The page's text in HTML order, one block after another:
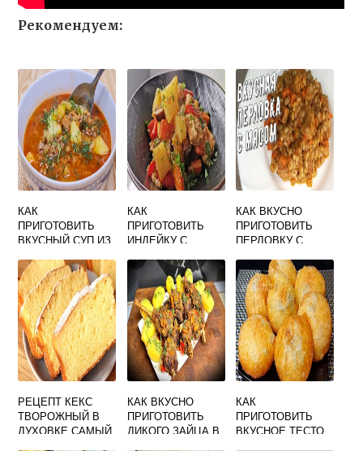
Рекомендуем:
КАК
ПРИГОТОВИТЬ
ВКУСНЫЙ СУП ИЗ
КАК
ПРИГОТОВИТЬ
ИНДЕЙКУ С
ВКУСНО
КАК ВКУСНО
ПРИГОТОВИТЬ
ПЕРЛОВКУ С
РЕЦЕПТ КЕКС
ТВОРОЖНЫЙ В
ДУХОВКЕ САМЫЙ
КАК ВКУСНО
ПРИГОТОВИТЬ
ДИКОГО ЗАЙЦА В
КАК
ПРИГОТОВИТЬ
ВКУСНОЕ ТЕСТО